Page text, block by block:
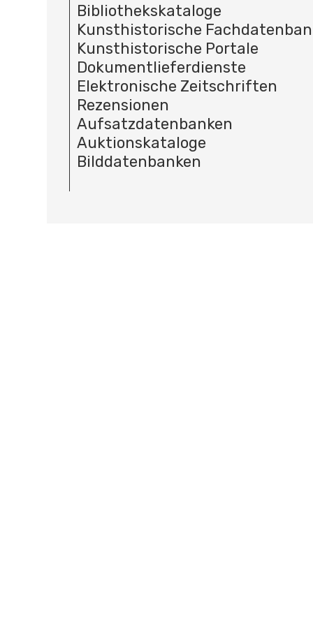
Bibliothekskataloge
Kunsthistorische
Kunsthistorische Portale
Dokumentlieferdienste
Elektronische Zeitschriften
Rezensionen
Aufsatzdatenbanken
Auktionskataloge
Bilddatenbanken